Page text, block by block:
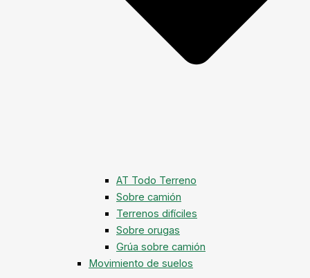
AT Todo Terreno
Sobre camión
Terrenos difíciles
Sobre orugas
Grúa sobre camión
Movimiento de suelos